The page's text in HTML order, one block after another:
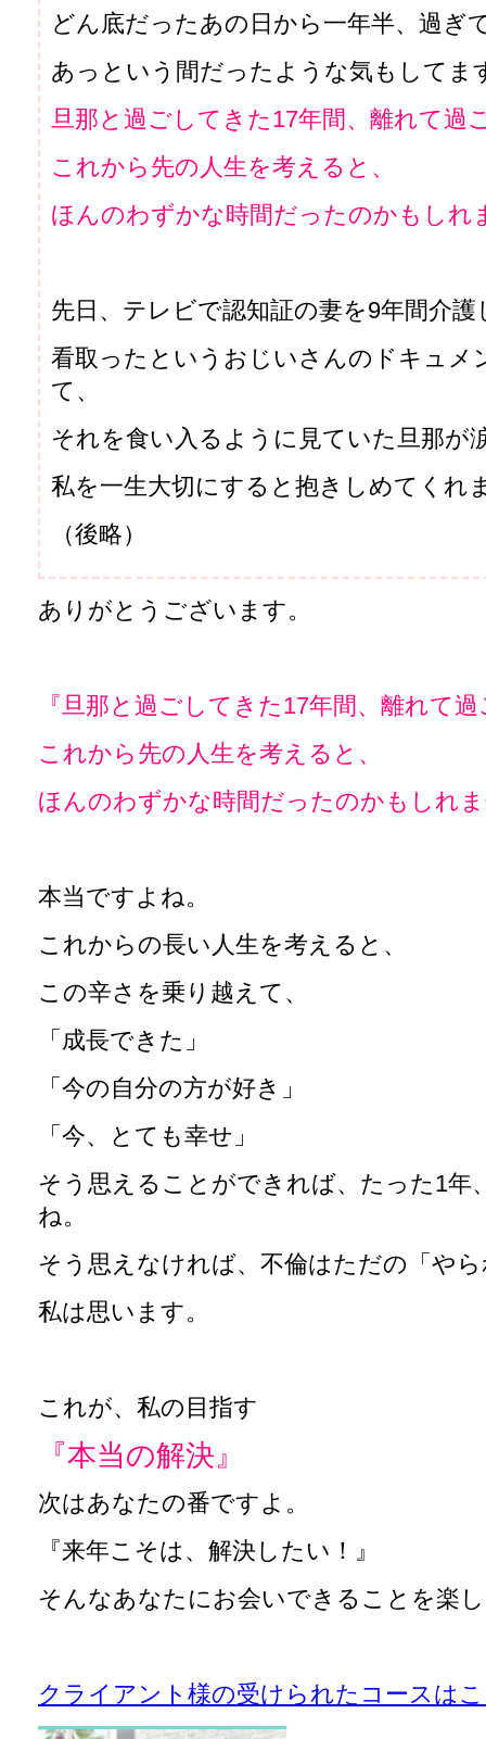
どん底だったあの日から一年半、過ぎ
あっという間だったような気もしてま
旦那と過ごしてきた17年間、離れて過
これから先の人生を考えると、
ほんのわずかな時間だったのかもしれ
先日、テレビで認知証の妻を9年間介護
看取ったというおじいさんのドキュメ
て、
それを食い入るように見ていた旦那が
私を一生大切にすると抱きしめてくれ
（後略）
ありがとうございます。
『旦那と過ごしてきた17年間、離れて
これから先の人生を考えると、
ほんのわずかな時間だったのかもしれ
本当ですよね。
これからの長い人生を考えると、
この辛さを乗り越えて、
「成長できた」
「今の自分の方が好き」
「今、とても幸せ」
そう思えることができれば、たった1年
ね。
そう思えなければ、不倫はただの「や
私は思います。
これが、私の目指す
『本当の解決』
次はあなたの番ですよ。
『来年こそは、解決したい！』
そんなあなたにお会いできることを楽
クライアント様の受けられたコースは